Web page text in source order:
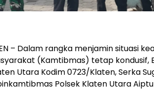
– Dalam rangka menjamin situasi
(Kamtibmas) tetap kondusif,
Utara Kodim 0723/Klaten, Serka
Polsek Klaten Utara